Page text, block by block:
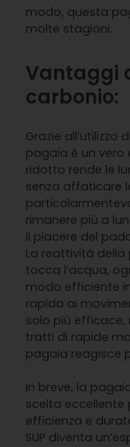
modo, questa
molte stagioni.
Vantaggi
carbonio:
Grazie
pagaia è un vero
ridotto rende le
senza affaticare
rimanere più a
il piacere del
La reattività
tocca l’acqua,
modo efficiente
rapida ai
solo più efficace,
tratti di rapide
pagaia reagisce
In breve, la
scelta eccellente
efficienza e
SUP diventa